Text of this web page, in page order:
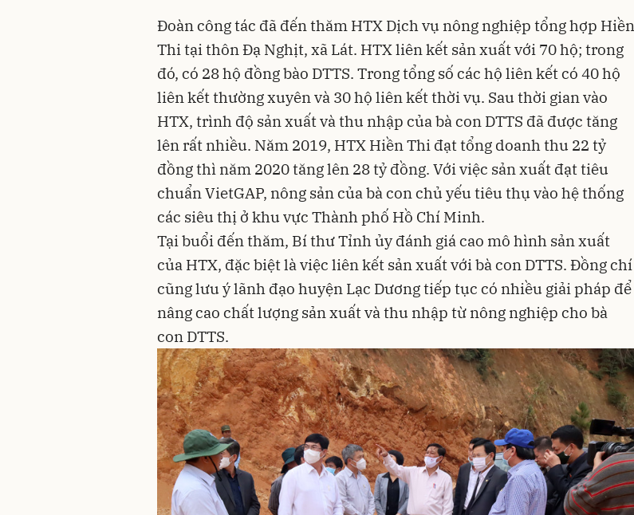
Đoàn công tác đã đến thăm HTX Dịch vụ nông nghiệp tổng hợp Hiền
Thi tại thôn Đạ Nghịt, xã Lát. HTX liên kết sản xuất với 70 hộ; trong
đó, có 28 hộ đồng bào DTTS. Trong tổng số các hộ liên kết có 40 hộ
liên kết thường xuyên và 30 hộ liên kết thời vụ. Sau thời gian vào
HTX, trình độ sản xuất và thu nhập của bà con DTTS đã được tăng
lên rất nhiều. Năm 2019, HTX Hiền Thi đạt tổng doanh thu 22 tỷ
đồng thì năm 2020 tăng lên 28 tỷ đồng. Với việc sản xuất đạt tiêu
chuẩn VietGAP, nông sản của bà con chủ yếu tiêu thụ vào hệ thống
các siêu thị ở khu vực Thành phố Hồ Chí Minh.
Tại buổi đến thăm, Bí thư Tỉnh ủy đánh giá cao mô hình sản xuất
của HTX, đặc biệt là việc liên kết sản xuất với bà con DTTS. Đồng chí
cũng lưu ý lãnh đạo huyện Lạc Dương tiếp tục có nhiều giải pháp để
nâng cao chất lượng sản xuất và thu nhập từ nông nghiệp cho bà
con DTTS.